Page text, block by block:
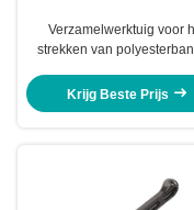
Verzamelwerktuig voor
strekken van
Cord Poly Strapping Tool
Krijg Beste Prijs